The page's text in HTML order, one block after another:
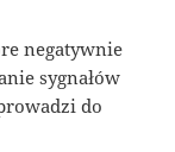
negatywnie
sygnałów
do